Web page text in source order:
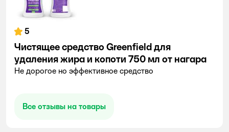
5
Чистящее средство Greenfield для
удаления жира и копоти 750 мл от нагара
Не дорогое но эффективное средство
Все отзывы на товары